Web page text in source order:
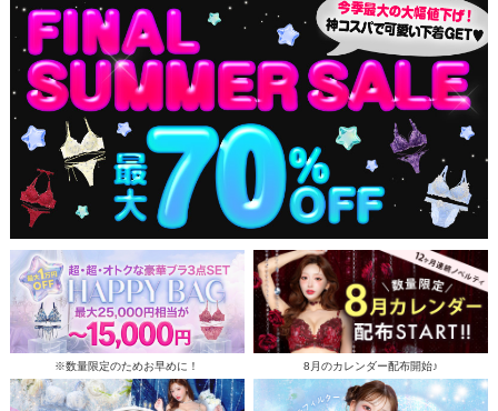
※数量限定のためお早めに！ 8月のカレンダー配布開始♪